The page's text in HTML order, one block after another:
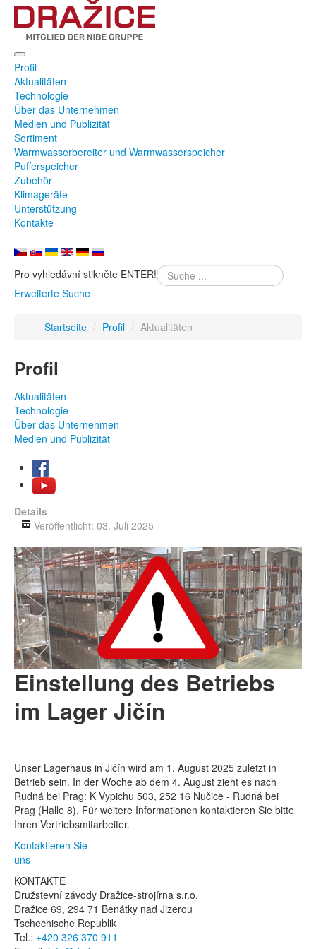
Profil
Aktualitäten
Technologie
Über das Unternehmen
Medien und Publizität
Sortiment
Warmwasserbereiter und Warmwasserspeicher
Pufferspeicher
Zubehör
Klimageräte
Unterstützung
Kontakte
Pro vyhledávní stikněte ENTER!
Erweiterte Suche
Startseite / Profil / Aktualitäten
Profil
Aktualitäten
Technologie
Über das Unternehmen
Medien und Publizität
Details
Veröffentlicht: 03. Juli 2025
Einstellung des Betriebs
im Lager Jičín
Unser Lagerhaus in Jičín wird am 1. August 2025 zuletzt in
Betrieb sein. In der Woche ab dem 4. August zieht es nach
Rudná bei Prag: K Vypichu 503, 252 16 Nučice - Rudná bei
Prag (Halle 8). Für weitere Informationen kontaktieren Sie bitte
Ihren Vertriebsmitarbeiter.
Kontaktieren Sie
uns
KONTAKTE
Družstevní závody Dražice-strojírna s.r.o.
Dražice 69, 294 71 Benátky nad Jizerou
Tschechische Republik
Tel.: +420 326 370 911